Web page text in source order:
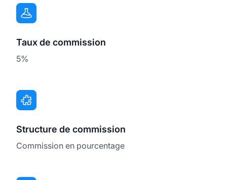
Taux de commission
5%
Structure de commission
Commission en pourcentage